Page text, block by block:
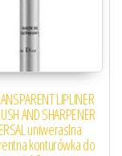
LIPLINER
AND SHARPENER
uniweraslna
konturówka do